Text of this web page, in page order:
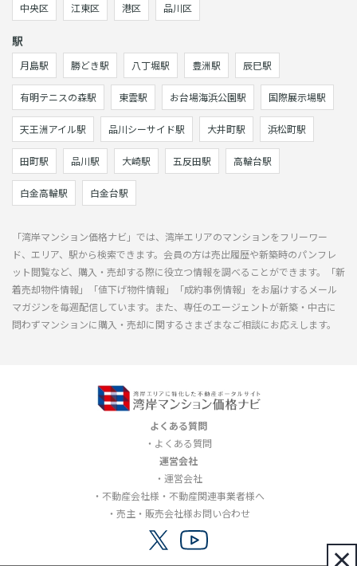
×
中央区 江東区 港区 品川区
駅
月島駅 勝どき駅 八丁堀駅 豊洲駅 辰巳駅
有明テニスの森駅 東雲駅 お台場海浜公園駅 国際展示場駅
天王洲アイル駅 品川シーサイド駅 大井町駅 浜松町駅
田町駅 品川駅 大崎駅 五反田駅 高輪台駅
白金高輪駅 白金台駅
「湾岸マンション価格ナビ」では、湾岸エリアのマンションをフリーワー
ド、エリア、駅から検索できます。会員の方は売出履歴や新築時のパンフレ
ット閲覧など、購入・売却する際に役立つ情報を調べることができます。「新
着売却物件情報」「値下げ物件情報」「成約事例情報」をお届けするメール
マガジンを毎週配信しています。また、専任のエージェントが新築・中古に
問わずマンションに購入・売却に関するさまざまなご相談にお応えします。
よくある質問
よくある質問
運営会社
運営会社
不動産会社様・不動産関連事業者様へ
売主・販売会社様お問い合わせ